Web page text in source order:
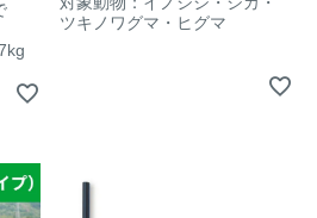
ツキノワグマ・ヒグマ